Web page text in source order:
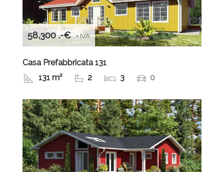
58,300 .-€ + IVA
Casa Prefabbricata 131
131 m²
2 3 0